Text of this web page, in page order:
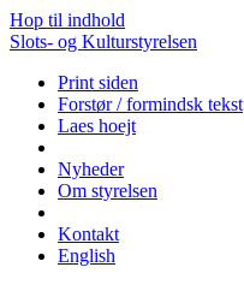
Hop til indhold
Slots- og Kulturstyrelsen
Print siden
Forstør / formindsk tekst
Laes hoejt
Nyheder
Om styrelsen
Kontakt
English